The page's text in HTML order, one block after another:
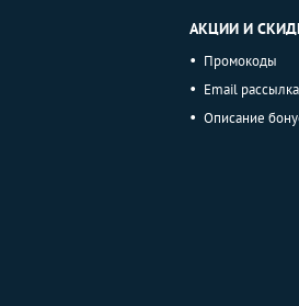
АКЦИИ И
Промокоды
Email рассылка
Описание